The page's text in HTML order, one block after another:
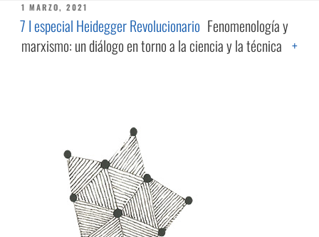
PUBLICADO
EL
1 MARZO, 2021
7 I especial Heidegger Revolucionario Fenomenología y
marxismo: un diálogo en torno a la ciencia y la técnica +